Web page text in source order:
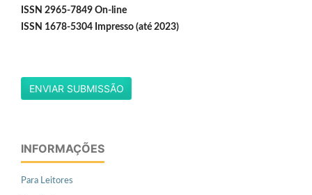
ISSN 2965-7849 On-line
ISSN 1678-5304 Impresso (até 2023)
ENVIAR SUBMISSÃO
INFORMAÇÕES
Para Leitores